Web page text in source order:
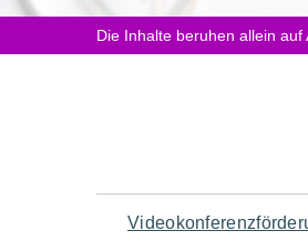
hier:Die Inhalte beruhen allein
Navigation